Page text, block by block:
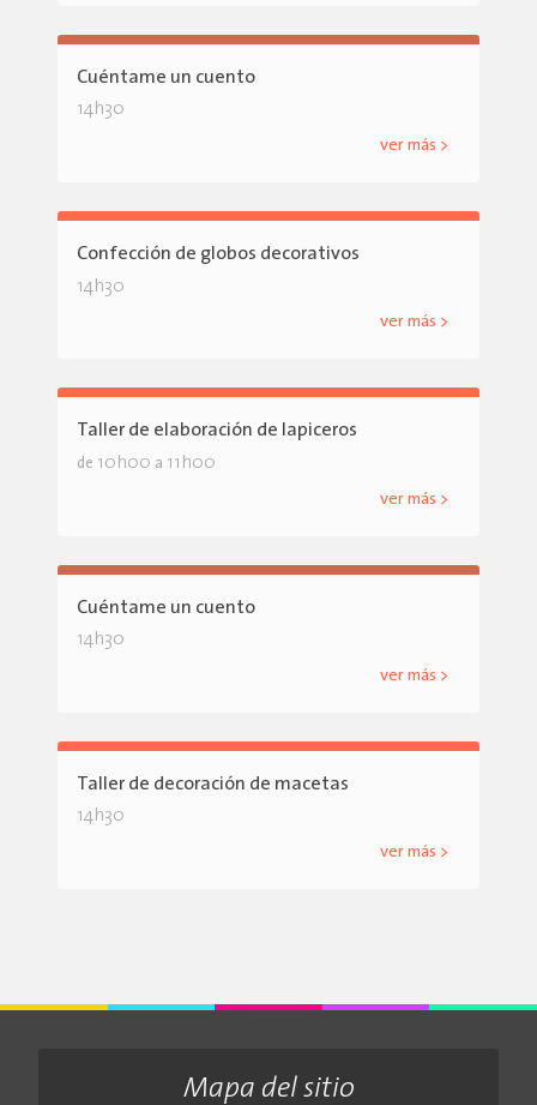
Cuéntame un cuento
14h30
ver más >
Confección de globos decorativos
14h30
ver más >
Taller de elaboración de lapiceros
de 10h00 a 11h00
ver más >
Cuéntame un cuento
14h30
ver más >
Taller de decoración de macetas
14h30
ver más >
Mapa del sitio